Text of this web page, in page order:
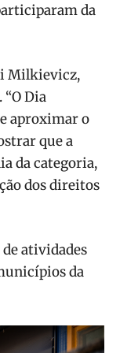
da
Milkievicz,
Dia
aproximar o
que a
da categoria,
dos direitos
atividades
da